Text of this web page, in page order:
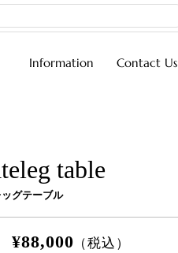
Information Contact Us
table
グテーブル
¥88,000 （税込）